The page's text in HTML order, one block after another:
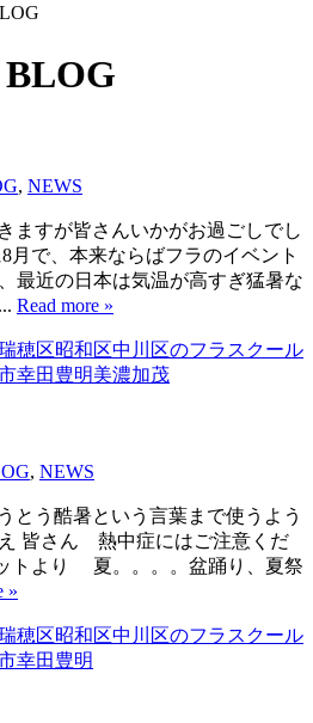
BLOG
, NEWS
ますが皆さんいかがお過ごしでし
月で、本来ならばフラのイベント
最近の日本は気温が高すぎ猛暑な
Read more »
, NEWS
とう酷暑という言葉まで使うよう
皆さん 熱中症にはご注意くだ
トより 夏。。。。盆踊り、夏祭
»